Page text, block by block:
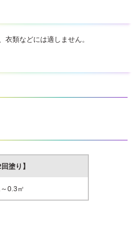
類などには適しません。
回塗り】
0.3㎡